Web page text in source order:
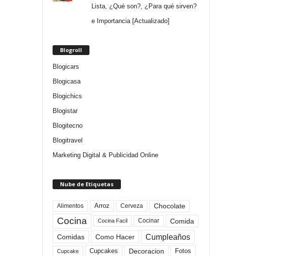
Lista, ¿Qué son?, ¿Para qué sirven?
e Importancia [Actualizado]
Blogroll
Blogicars
Blogicasa
Blogichics
Blogistar
Blogitecno
Blogitravel
Marketing Digital & Publicidad Online
Nube de Etiquetas
Alimentos Arroz Cerveza Chocolate
Cocina Cocina Facil Cocinar
Comida
Comidas
Como Hacer Cumpleaños
Cupcake Cupcakes Decoracion Fotos